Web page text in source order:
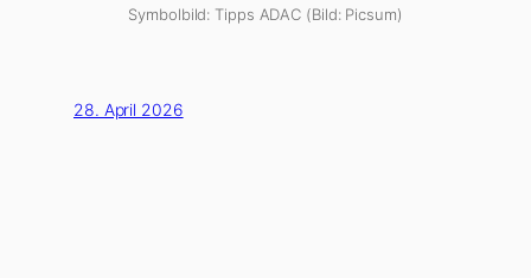
Symbolbild: Tipps ADAC (Bild: Picsum)
28. April 2026